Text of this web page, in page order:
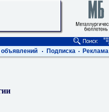
Подписка Реклама